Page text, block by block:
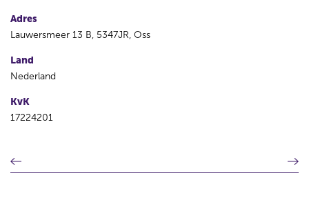
Adres
Lauwersmeer 13 B, 5347JR, Oss
Land
Nederland
KvK
17224201
o
V
o